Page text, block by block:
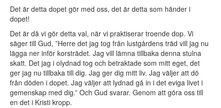
Det är detta dopet gör med oss, det är detta som händer i
dopet!
Det är då vi gör detta val, när vi praktiserar troende dop. Vi
säger till Gud, ”Herre det jag tog från lustgårdens träd vill jag nu
lägga ner inför korsträdet. Jag vill lämna tillbaka denna stulna
skatt. Det jag i olydnad tog och betraktade som mitt eget, det
ger jag nu tillbaka till dig. Jag ger dig mitt liv. Jag väljer att dö
från döden i dopet. Jag väljer att lydnad gå in i det eviga livet i
gemenskap med dig.” Och Gud svarar. Genom att göra oss till
en det i Kristi kropp.